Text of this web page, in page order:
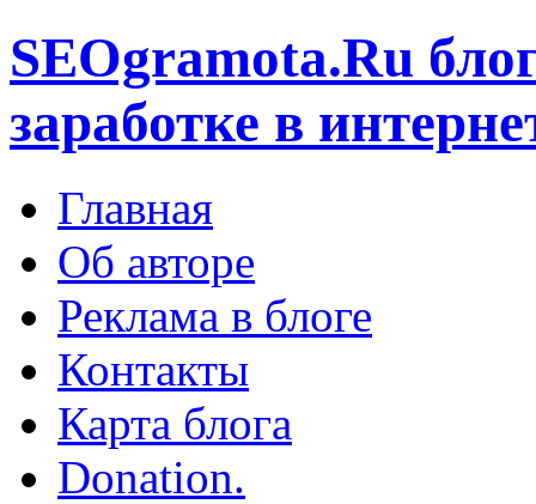
SEOgramota.Ru
заработке в
Главная
Об авторе
Реклама в блоге
Контакты
Карта блога
Donation.